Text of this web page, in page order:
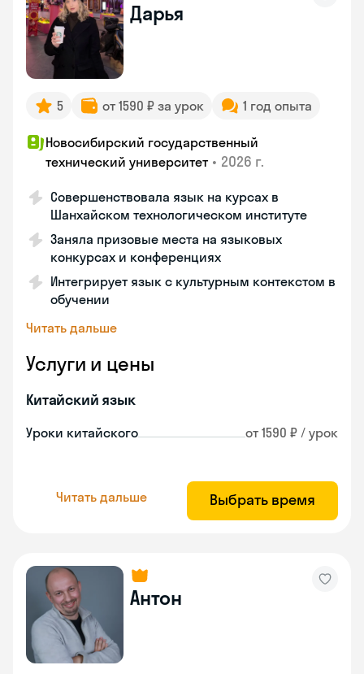
Дарья
5 от 1590 ₽ за урок 1 год опыта
Новосибирский государственный
технический университет • 2026 г.
Совершенствовала язык на курсах в
Шанхайском технологическом институте
Заняла призовые места на языковых
конкурсах и конференциях
Интегрирует язык с культурным контекстом в
обучении
Читать дальше
Услуги и цены
Китайский язык
Уроки китайского от 1590 ₽ / урок
Читать дальше Выбрать время
Антон